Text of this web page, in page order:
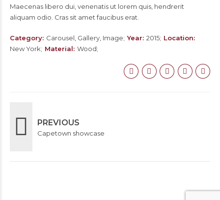
Maecenas libero dui, venenatis ut lorem quis, hendrerit
aliquam odio. Cras sit amet faucibus erat.
Category Carousel, Gallery, Image Year 2015 Location
New York
Material Wood
PREVIOUS
Capetown showcase